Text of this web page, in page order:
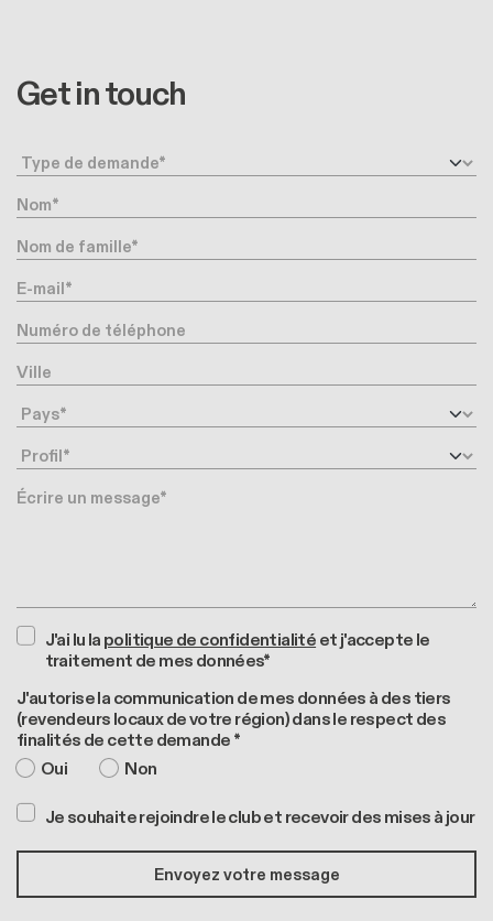
Get in touch
Type de demande
Nom
Nom de famille
E-mail
Numéro de téléphone
Ville
Pays
Profil
Message
J'ai lu lapolitique de confidentialitéet j'accepte le
traitement de mes données*
J'autorise la communication de mes données à des tiers
(revendeurs locaux de votre région) dans le respect des
finalités de cette demande *
Oui
Non
Je souhaite rejoindre le club et recevoir des mises à jour